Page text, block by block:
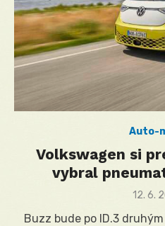
Auto-
Volkswagen si
vybral
Posted
12. 6.
Buzz bude po ID.3